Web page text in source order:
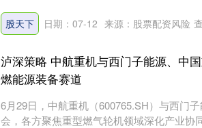
股天下 日期：07-12 来源：股票配资风险
泸深策略 中航重机与西门子能源、中
燃能源装备赛道
6月29日，中航重机（600765.SH）与西门
会，各方聚焦重型燃气轮机领域深化产业协